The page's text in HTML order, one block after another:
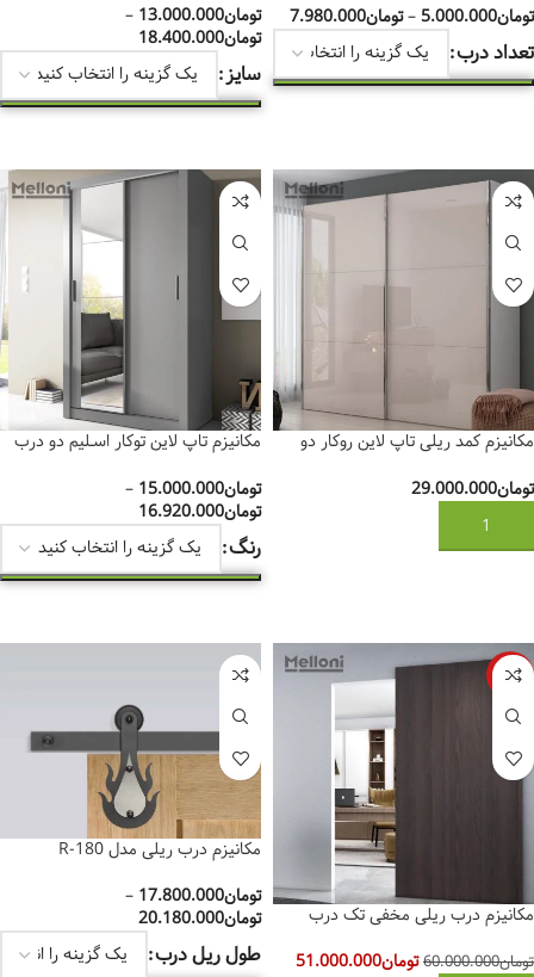
تومان5.000.000
–تومان7.980.000
تعداد درب
تومان13.000.000
–
تومان18.400.000
سایز
مکانیزم کمد ریلی تاپ لاین روکار دو
تومان29.000.000
افزودن به سبد خرید
مکانیزم تاپ لاین توکار اسـلیم دو درب
تومان15.000.000
–
تومان16.920.000
رنگ
-15%
مکانیزم درب ریلی مخفی تک درب
تومان60.000.000 تومان51.000.000
مکانیزم درب ریلی مدل R-180
تومان17.800.000
–
تومان20.180.000
طول ریل درب